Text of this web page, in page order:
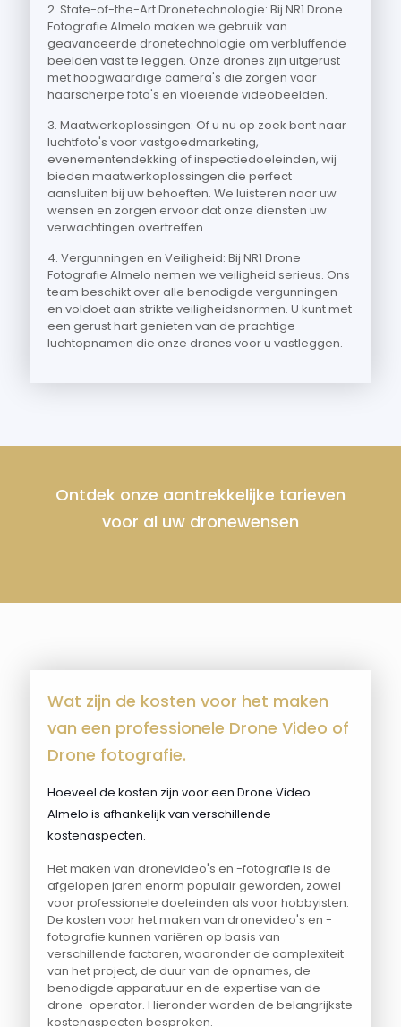
2. State-of-the-Art Dronetechnologie: Bij NR1 Drone
Fotografie Almelo maken we gebruik van
geavanceerde dronetechnologie om verbluffende
beelden vast te leggen. Onze drones zijn uitgerust
met hoogwaardige camera's die zorgen voor
haarscherpe foto's en vloeiende videobeelden.
3. Maatwerkoplossingen: Of u nu op zoek bent naar
luchtfoto's voor vastgoedmarketing,
evenementendekking of inspectiedoeleinden, wij
bieden maatwerkoplossingen die perfect
aansluiten bij uw behoeften. We luisteren naar uw
wensen en zorgen ervoor dat onze diensten uw
verwachtingen overtreffen.
4. Vergunningen en Veiligheid: Bij NR1 Drone
Fotografie Almelo nemen we veiligheid serieus. Ons
team beschikt over alle benodigde vergunningen
en voldoet aan strikte veiligheidsnormen. U kunt met
een gerust hart genieten van de prachtige
luchtopnamen die onze drones voor u vastleggen.
Ontdek onze aantrekkelijke tarieven
voor al uw dronewensen
Wat zijn de kosten voor het maken
van een professionele Drone Video of
Drone fotografie.
Hoeveel de kosten zijn voor een Drone Video
Almelo is afhankelijk van verschillende
kostenaspecten.
Het maken van dronevideo's en -fotografie is de
afgelopen jaren enorm populair geworden, zowel
voor professionele doeleinden als voor hobbyisten.
De kosten voor het maken van dronevideo's en -
fotografie kunnen variëren op basis van
verschillende factoren, waaronder de complexiteit
van het project, de duur van de opnames, de
benodigde apparatuur en de expertise van de
drone-operator. Hieronder worden de belangrijkste
kostenaspecten besproken.